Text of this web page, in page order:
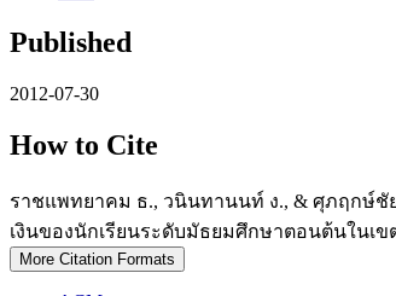
Published
2012-07-30
How to Cite
ราชแพทยาคม ธ., วนินทานนท์ ง., & ศุภฤกษ์ชั
เงินของนักเรียนระดับมัธยมศึกษาตอนต้นในเ
More Citation Formats